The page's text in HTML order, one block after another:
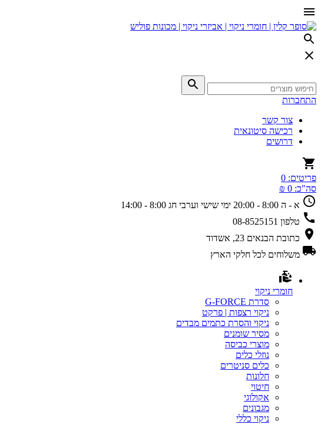
התחברות
צור קשר
רכישה סיטונאית
דרושים
פריטים: 0
סה"כ: 0 ₪
א - ה 8:00 - 20:00
ימי שישי וערבי חג 8:00 - 14:00
טלפון 08-8525151
כתובת הבנאים 23, אשדוד
משלוחים לכל חלקי הארץ
חומרי ניקוי
סדרת G-FORCE
ניקוי רצפות | פרקט
ניקוי והסרת כתמים מבדים
מסיר שומנים
מוצרי כביסה
נוזלי כלים
כלים סניטרים
חלונות
חיטוי
אקולוגי
מגבונים
ניקוי כללי